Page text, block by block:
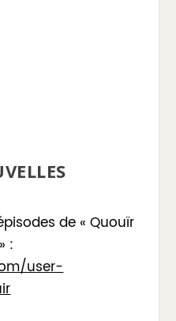
de « Quouïr
:
user-